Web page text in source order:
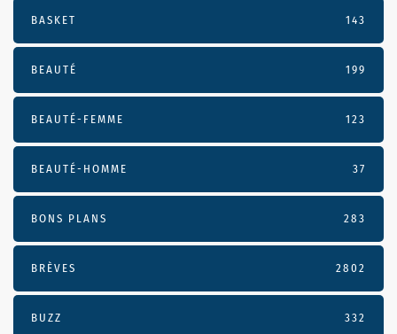
BASKET 143
BEAUTÉ 199
BEAUTÉ-FEMME 123
BEAUTÉ-HOMME 37
BONS PLANS 283
BRÈVES 2802
BUZZ 332